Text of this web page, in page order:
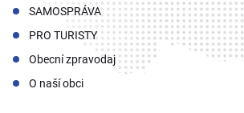
SAMOSPRÁVA
PRO TURISTY
Obecní zpravodaj
O naší obci